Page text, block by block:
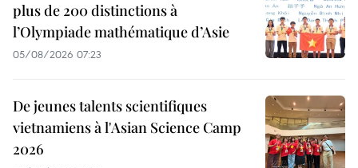
plus de 200 distinctions à
l’Olympiade mathématique d’Asie
05/08/2026 07:23
De jeunes talents scientifiques
vietnamiens à l'Asian Science Camp
2026